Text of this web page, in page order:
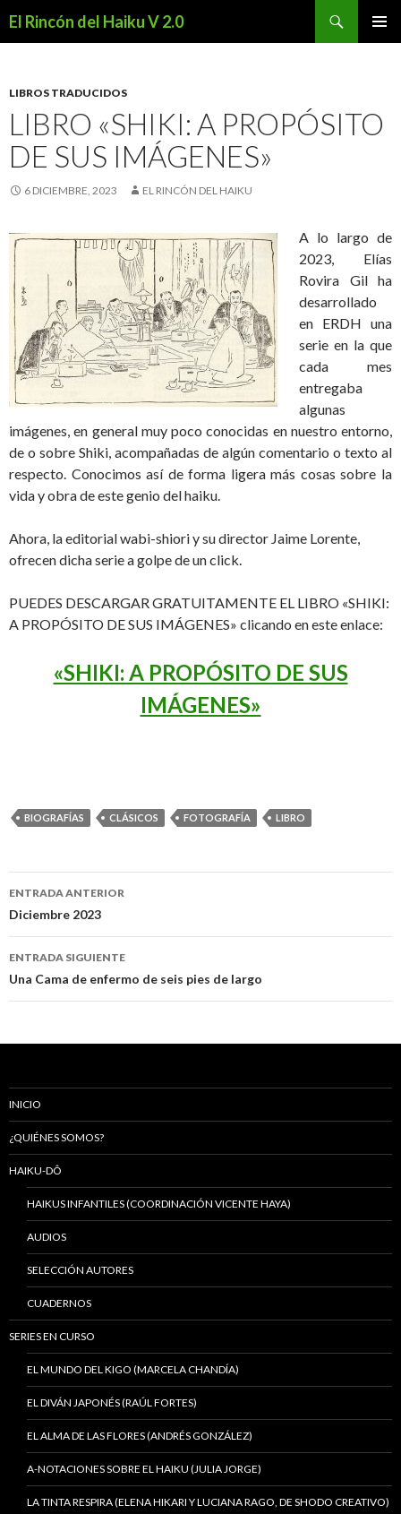
El Rincón del Haiku V 2.0
LIBROS TRADUCIDOS
LIBRO «SHIKI: A PROPÓSITO
DE SUS IMÁGENES»
6 DICIEMBRE, 2023 EL RINCÓN DEL HAIKU
A lo largo de
2023, Elías
Rovira Gil ha
desarrollado
en ERDH una
serie en la que
cada mes
entregaba
algunas
imágenes, en general muy poco conocidas en nuestro entorno,
de o sobre Shiki, acompañadas de algún comentario o texto al
respecto. Conocimos así de forma ligera más cosas sobre la
vida y obra de este genio del haiku.
Ahora, la editorial wabi-shiori y su director Jaime Lorente,
ofrecen dicha serie a golpe de un click.
PUEDES DESCARGAR GRATUITAMENTE EL LIBRO «SHIKI:
A PROPÓSITO DE SUS IMÁGENES» clicando en este enlace:
«SHIKI: A PROPÓSITO DE SUS
IMÁGENES»
BIOGRAFÍAS CLÁSICOS FOTOGRAFÍA LIBRO
Navegación
de
entradas
ENTRADA ANTERIOR
Diciembre 2023
ENTRADA SIGUIENTE
Una Cama de enfermo de seis pies de largo
INICIO
¿QUIÉNES SOMOS?
HAIKU-DÔ
HAIKUS INFANTILES (COORDINACIÓN VICENTE HAYA)
AUDIOS
SELECCIÓN AUTORES
CUADERNOS
SERIES EN CURSO
EL MUNDO DEL KIGO (MARCELA CHANDÍA)
EL DIVÁN JAPONÉS (RAÚL FORTES)
EL ALMA DE LAS FLORES (ANDRÉS GONZÁLEZ)
A-NOTACIONES SOBRE EL HAIKU (JULIA JORGE)
LA TINTA RESPIRA (ELENA HIKARI Y LUCIANA RAGO, DE SHODO CREATIVO)